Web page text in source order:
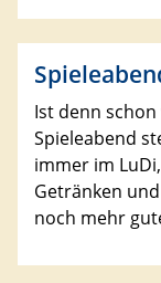
Ist denn
Spieleabend
immer im
Getränken
noch mehr